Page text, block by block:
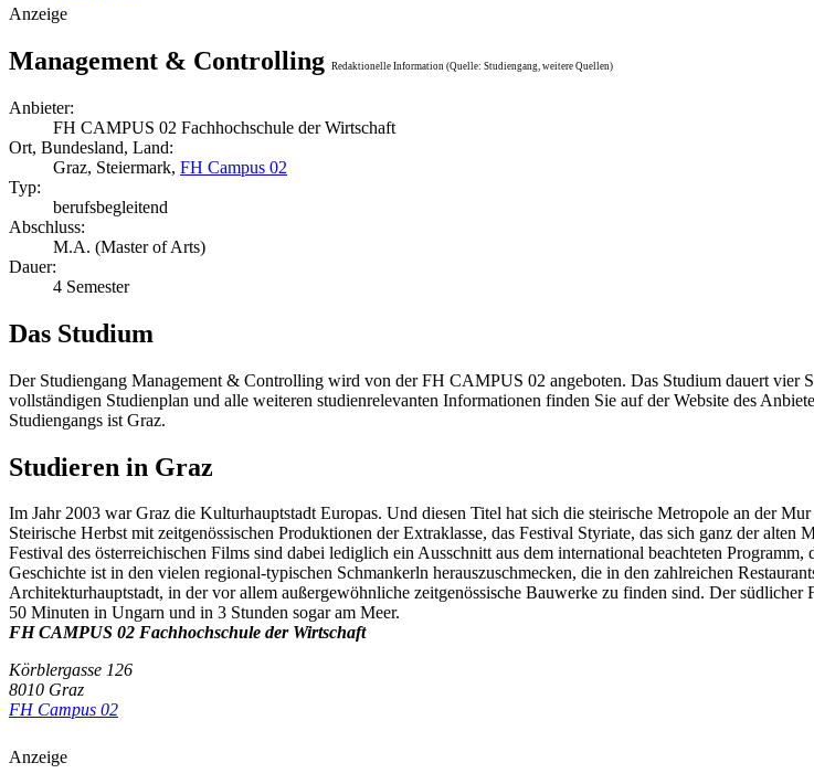
Anzeige
Management & Controlling Redaktionelle Information (Quelle: Studiengang, weitere Quellen)
Anbieter:
FH CAMPUS 02 Fachhochschule der Wirtschaft
Ort, Bundesland, Land:
Graz, Steiermark, FH Campus 02
Typ:
berufsbegleitend
Abschluss:
M.A. (Master of Arts)
Dauer:
4 Semester
Das Studium
Der Studiengang Management & Controlling wird von der FH CAMPUS 02 angeboten. Das Studium dauert vier
vollständigen Studienplan und alle weiteren studienrelevanten Informationen finden Sie auf der Website des
Studiengangs ist Graz.
Studieren in Graz
Im Jahr 2003 war Graz die Kulturhauptstadt Europas. Und diesen Titel hat sich die steirische Metropole an der
Steirische Herbst mit zeitgenössischen Produktionen der Extraklasse, das Festival Styriate, das sich ganz der
Festival des österreichischen Films sind dabei lediglich ein Ausschnitt aus dem international beachteten
Geschichte ist in den vielen regional-typischen Schmankerln herauszuschmecken, die in den zahlreichen
Architekturhauptstadt, in der vor allem außergewöhnliche zeitgenössische Bauwerke zu finden sind. Der
50 Minuten in Ungarn und in 3 Stunden sogar am Meer.
FH CAMPUS 02 Fachhochschule der Wirtschaft
Körblergasse 126
8010 Graz
FH Campus 02
Anzeige